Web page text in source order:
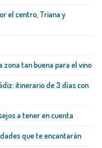
el centro, Triana y
zona tan buena para el vino
itinerario de 3 días con
a tener en cuenta
que te encantarán